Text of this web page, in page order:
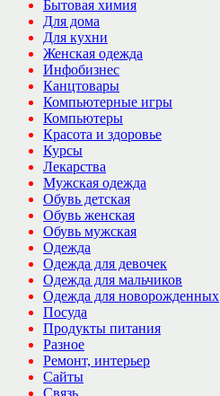
Бытовая химия
Для дома
Для кухни
Женская одежда
Инфобизнес
Канцтовары
Компьютерные игры
Компьютеры
Красота и здоровье
Курсы
Лекарства
Мужская одежда
Обувь детская
Обувь женская
Обувь мужская
Одежда
Одежда для девочек
Одежда для мальчиков
Одежда для новорожденных
Посуда
Продукты питания
Разное
Ремонт, интерьер
Сайты
Связь